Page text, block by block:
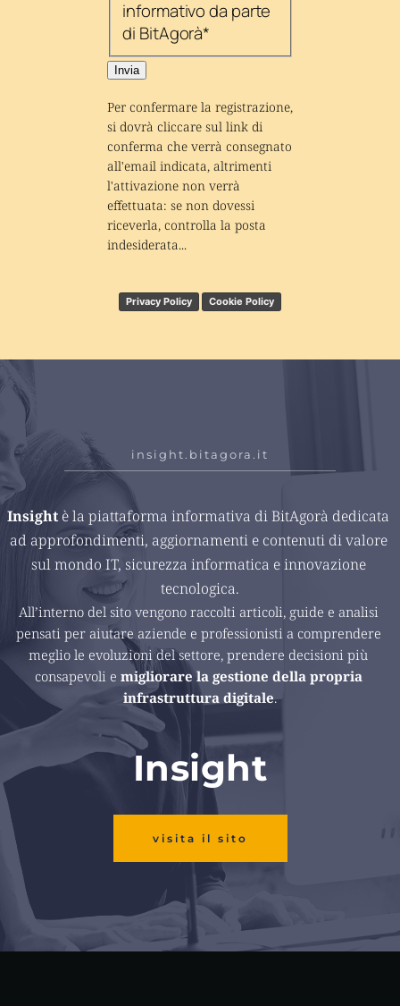
informativo da parte
di BitAgorà*
Invia
Per confermare la registrazione,
si dovrà cliccare sul link di
conferma che verrà consegnato
all'email indicata, altrimenti
l'attivazione non verrà
effettuata: se non dovessi
riceverla, controlla la posta
indesiderata...
Privacy Policy Cookie Policy
insight.bitagora.it
Insight è la piattaforma informativa di BitAgorà dedicata
ad approfondimenti, aggiornamenti e contenuti di valore
sul mondo IT, sicurezza informatica e innovazione
tecnologica.
All’interno del sito vengono raccolti articoli, guide e analisi
pensati per aiutare aziende e professionisti a comprendere
meglio le evoluzioni del settore, prendere decisioni più
consapevoli e migliorare la gestione della propria
infrastruttura digitale.
Insight
visita il sito